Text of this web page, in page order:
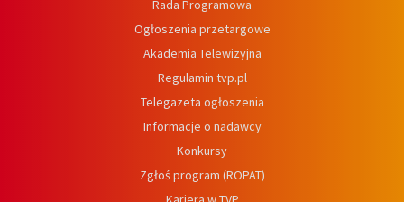
Rada Programowa
Ogłoszenia przetargowe
Akademia Telewizyjna
Regulamin tvp.pl
Telegazeta ogłoszenia
Informacje o nadawcy
Konkursy
Zgłoś program (ROPAT)